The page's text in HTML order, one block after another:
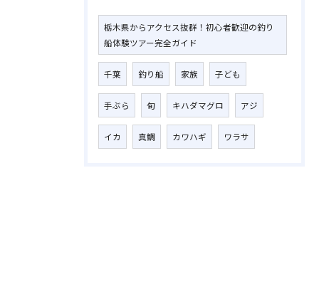
栃木県からアクセス抜群！初心者歓迎の釣り
船体験ツアー完全ガイド
千葉 釣り船 家族 子ども
手ぶら 旬 キハダマグロ アジ
イカ 真鯛 カワハギ ワラサ